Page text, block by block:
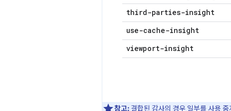
third-parties-insight
use-cache-insight
viewport-insight
참고: 결합된 감사의 경우 일부를 사용